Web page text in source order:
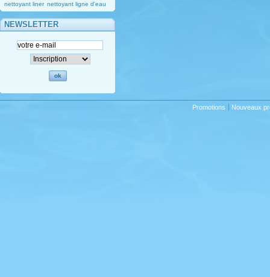
nettoyant liner nettoyant ligne d'eau
NEWSLETTER
Promotions Nouveaux